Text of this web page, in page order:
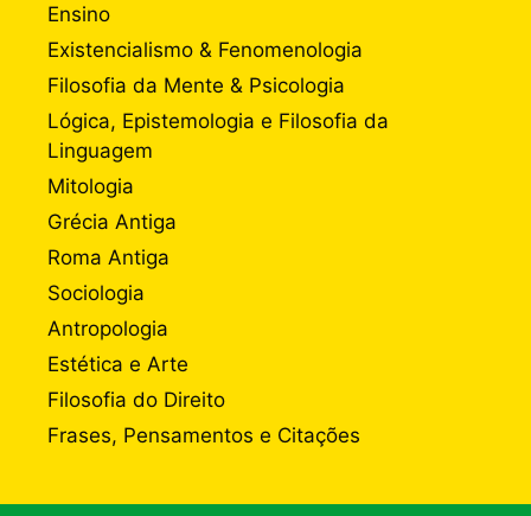
Ensino
Existencialismo & Fenomenologia
Filosofia da Mente & Psicologia
Lógica, Epistemologia e Filosofia da
Linguagem
Mitologia
Grécia Antiga
Roma Antiga
Sociologia
Antropologia
Estética e Arte
Filosofia do Direito
Frases, Pensamentos e Citações